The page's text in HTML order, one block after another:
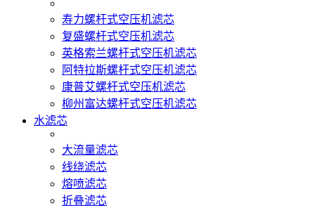
寿力螺杆式空压机滤芯
复盛螺杆式空压机滤芯
英格索兰螺杆式空压机滤芯
阿特拉斯螺杆式空压机滤芯
康普艾螺杆式空压机滤芯
柳州富达螺杆式空压机滤芯
水滤芯
大流量滤芯
线绕滤芯
熔喷滤芯
折叠滤芯